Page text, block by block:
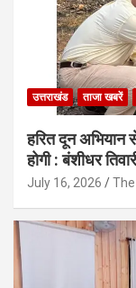
उत्तराखंड ताजा खबरें
हरित दून अभियान
होगी : बंशीधर
July 16, 2026